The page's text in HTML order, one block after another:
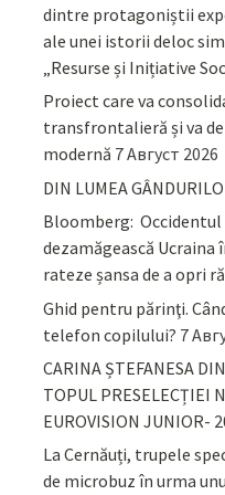
dintre protagoniștii
ale unei istorii deloc
„Resurse și Inițiative
Proiect care va
transfrontalieră și va
modernă 7 Август 2026
DIN LUMEA
Bloomberg: Occidentul
dezamăgească
rateze șansa de a opri
Ghid pentru părinţi.
telefon copilului? 7
CARINA ȘTEFANESA
TOPUL PRESELECȚIEI
EUROVISION JUNIOR-
La Cernăuți, trupele
de microbuz în urma